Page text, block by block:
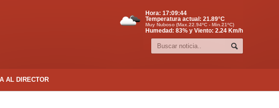
Hora: 17:09:44
Temperatura actual: 21.89°C
Muy Nuboso (Max.22.94ºC - Min.21ºC)
Humedad: 83% y Viento: 2.24 Km/h
AL DIRECTOR